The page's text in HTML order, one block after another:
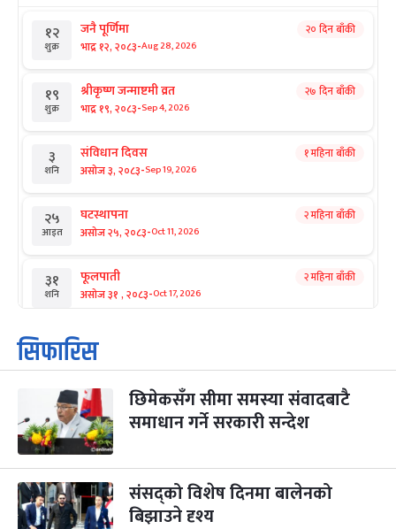
१२
शुक्र
जनै पूर्णिमा
भाद्र १२, २०८३-Aug 28, 2026
२० दिन बाँकी
१९
शुक्र
श्रीकृष्ण जन्माष्टमी व्रत
भाद्र १९, २०८३-Sep 4, 2026
२७ दिन बाँकी
३
शनि
संविधान दिवस
असोज ३, २०८३-Sep 19, 2026
१ महिना बाँकी
२५
आइत
घटस्थापना
असोज २५, २०८३-Oct 11, 2026
२ महिना बाँकी
३१
शनि
फूलपाती
असोज ३१ , २०८३-Oct 17, 2026
२ महिना बाँकी
१
आइत
कार्तिक सङ्क्रान्ति
कार्तिक १, २०८३
३
मंगल
महानवमी
कार्तिक ३, २०८३-Oct 20, 2026
२ महिना बाँकी
४
बुध कार्तिक ४, २०८३ Oct 21, 2026
पापा‌ङ्कुशा एकादशी व्रत
सिफारिस
छिमेकसँग सीमा समस्या संवादबाटै
समाधान गर्ने सरकारी सन्देश
संसद्को विशेष दिनमा बालेनको
बिझाउने दृश्य